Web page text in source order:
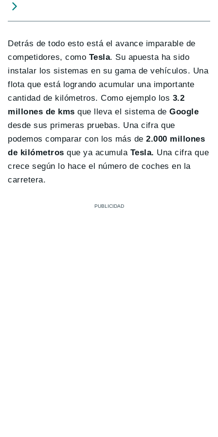
Detrás de todo esto está el avance imparable de
competidores, como Tesla. Su apuesta ha sido
instalar los sistemas en su gama de vehículos. Una
flota que está logrando acumular una importante
cantidad de kilómetros. Como ejemplo los 3.2
millones de kms que lleva el sistema deGoogle
desde sus primeras pruebas. Una cifra que
podemos comparar con los más de2.000 millones
de kilómetros que ya acumula Tesla. Una cifra que
crece según lo hace el número de coches en la
carretera.